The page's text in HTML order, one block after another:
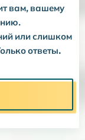
вам, вашему
или слишком
ответы.